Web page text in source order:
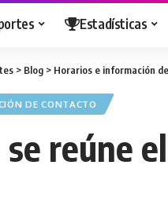
Estadísticas
> Blog > Horarios e información
DE CONTACTO
se reúne